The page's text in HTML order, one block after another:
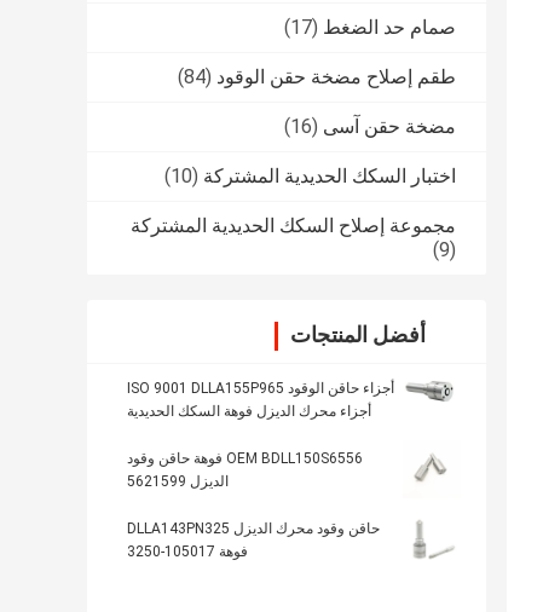
صمام حد الضغط (17)
طقم إصلاح مضخة حقن الوقود (84)
مضخة حقن آسى (16)
اختبار السكك الحديدية المشتركة (10)
مجموعة إصلاح السكك الحديدية المشتركة
(9)
أفضل المنتجات
أجزاء حاقن الوقود ISO 9001 DLLA155P965
أجزاء محرك الديزل فوهة السكك الحديدية
OEM BDLL150S6556 فوهة حاقن وقود
الديزل 5621599
حاقن وقود محرك الديزل DLLA143PN325
فوهة 105017-3250